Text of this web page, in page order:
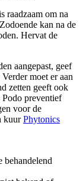
raadzaam om na
kan na de
Hervat de
aangepast, geef
moet er aan
zetten geeft ook
preventief
voor de
kuurPhytonics
behandelend